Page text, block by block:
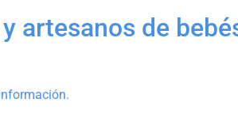
artesanos de